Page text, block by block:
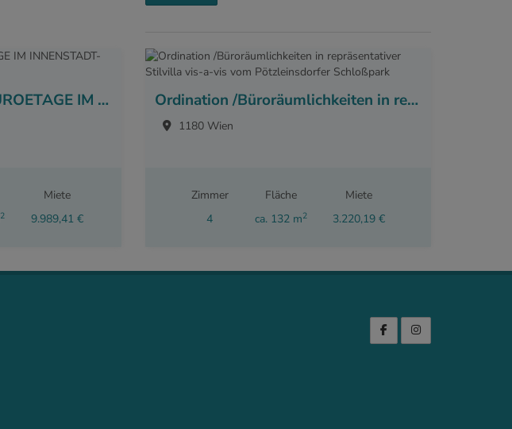
REPRÄSENTATIVE BÜROETAGE IM INNENSTADT-PALAIS
2
Miete
9.989,41 €
Ordination /Büroräumlichkeiten in repräsentativer Stilvilla vis-a-vis vom Pötzleinsdorfer Schloßpark
1180 Wien
Zimmer
4
Fläche
ca. 132 m2
Miete
3.220,19 €